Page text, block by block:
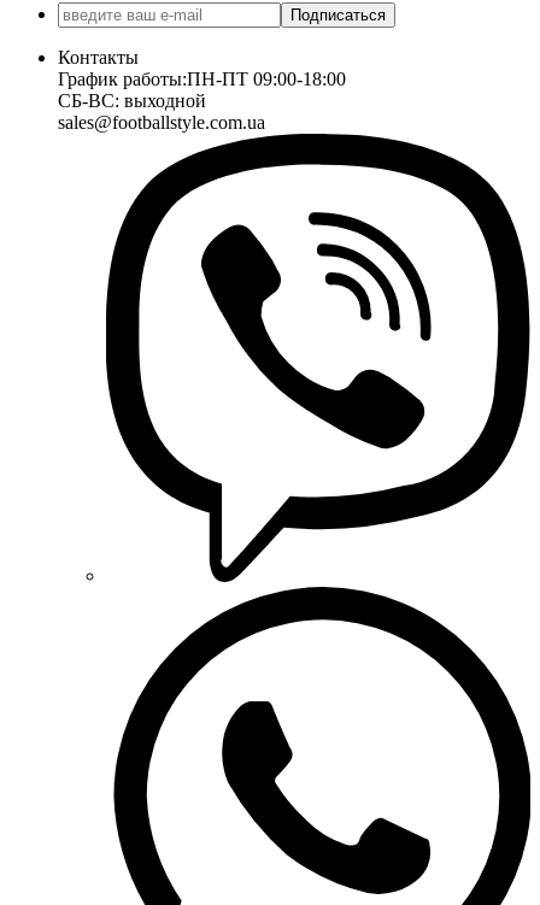
Подписаться
Контакты
График работы:ПН-ПТ 09:00-18:00
СБ-ВС: выходной
sales@footballstyle.com.ua